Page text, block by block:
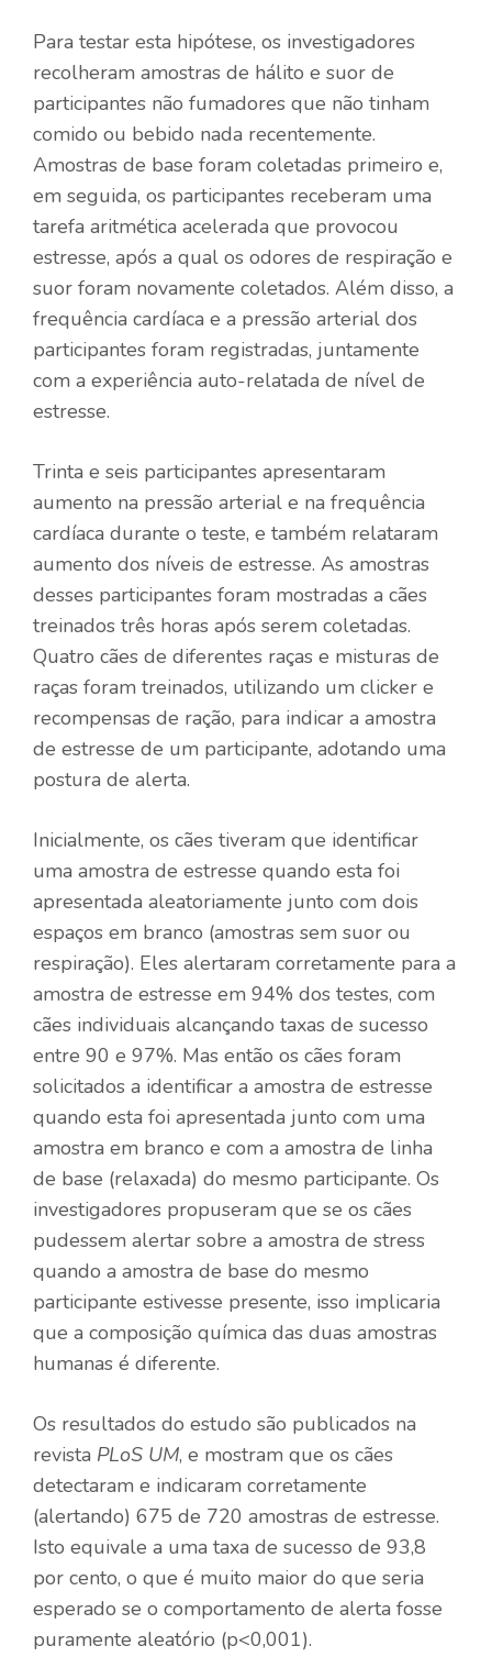
Para testar esta hipótese, os investigadores
recolheram amostras de hálito e suor de
participantes não fumadores que não tinham
comido ou bebido nada recentemente.
Amostras de base foram coletadas primeiro e,
em seguida, os participantes receberam uma
tarefa aritmética acelerada que provocou
estresse, após a qual os odores de respiração e
suor foram novamente coletados. Além disso, a
frequência cardíaca e a pressão arterial dos
participantes foram registradas, juntamente
com a experiência auto-relatada de nível de
estresse.
Trinta e seis participantes apresentaram
aumento na pressão arterial e na frequência
cardíaca durante o teste, e também relataram
aumento dos níveis de estresse. As amostras
desses participantes foram mostradas a cães
treinados três horas após serem coletadas.
Quatro cães de diferentes raças e misturas de
raças foram treinados, utilizando um clicker e
recompensas de ração, para indicar a amostra
de estresse de um participante, adotando uma
postura de alerta.
Inicialmente, os cães tiveram que identificar
uma amostra de estresse quando esta foi
apresentada aleatoriamente junto com dois
espaços em branco (amostras sem suor ou
respiração). Eles alertaram corretamente para a
amostra de estresse em 94% dos testes, com
cães individuais alcançando taxas de sucesso
entre 90 e 97%. Mas então os cães foram
solicitados a identificar a amostra de estresse
quando esta foi apresentada junto com uma
amostra em branco e com a amostra de linha
de base (relaxada) do mesmo participante. Os
investigadores propuseram que se os cães
pudessem alertar sobre a amostra de stress
quando a amostra de base do mesmo
participante estivesse presente, isso implicaria
que a composição química das duas amostras
humanas é diferente.
Os resultados do estudo são publicados na
revista PLoS UM, e mostram que os cães
detectaram e indicaram corretamente
(alertando) 675 de 720 amostras de estresse.
Isto equivale a uma taxa de sucesso de 93,8
por cento, o que é muito maior do que seria
esperado se o comportamento de alerta fosse
puramente aleatório (p<0,001).